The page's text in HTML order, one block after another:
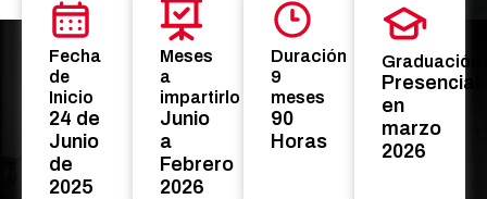
Fecha
de
Inicio
24 de
Junio
de
2025
Meses
a
impartirlo
Junio
a
Febrero
2026
Duración
9
meses
90
Horas
Graduación
Presencial
en
marzo
2026